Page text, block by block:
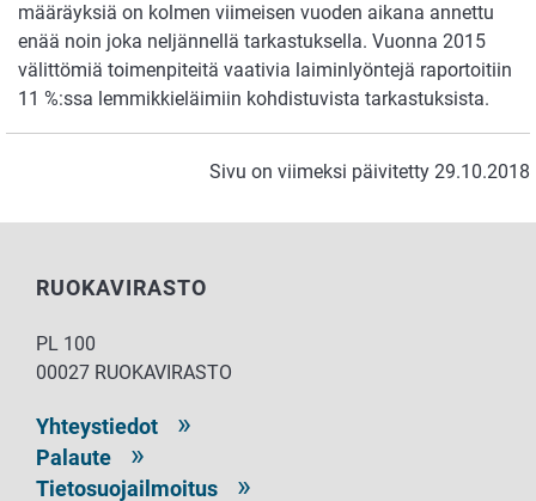
määräyksiä on kolmen viimeisen vuoden aikana annettu
enää noin joka neljännellä tarkastuksella. Vuonna 2015
välittömiä toimenpiteitä vaativia laiminlyöntejä raportoitiin
11 %:ssa lemmikkieläimiin kohdistuvista tarkastuksista.
Sivu on viimeksi päivitetty 29.10.2018
RUOKAVIRASTO
PL 100
00027 RUOKAVIRASTO
Yhteystiedot
Palaute
Tietosuojailmoitus